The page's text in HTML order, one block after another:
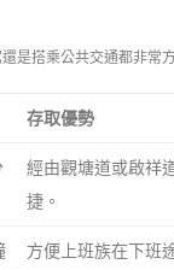
是搭乘公共交通都非常
存取優勢
經由觀塘道或啟祥
捷。
方便上班族在下班